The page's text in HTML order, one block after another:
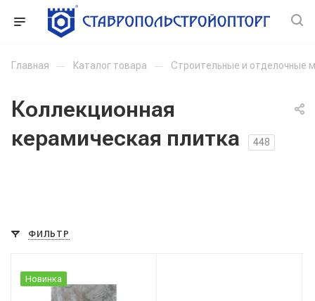
Главная — Каталог товара — Строительные и отделочные
Коллекционная
керамическая плитка
448
ФИЛЬТР
Новинка